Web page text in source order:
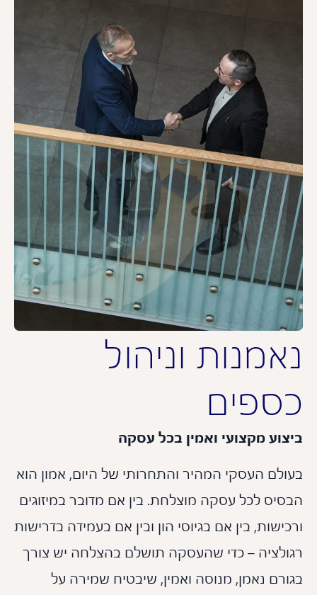
וניהול
מקצועי ואמין בכל עסקה
העסקי המהיר והתחרותי של היום, אמון הוא
לכל עסקה מוצלחת. בין אם מדובר במיזוגים
בין אם בגיוסי הון ובין אם בעמידה בדרישות
– כדי שהעסקה תושלם בהצלחה יש צורך
נאמן, מנוסה ואמין, שיבטיח שמירה על